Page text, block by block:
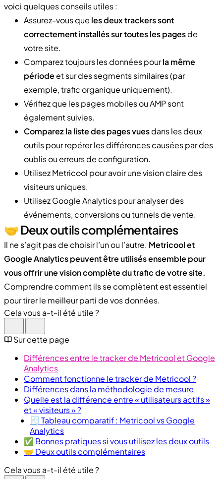
voici quelques conseils utiles :
Assurez-vous que les deux trackers sont
correctement installés sur toutes les pagesde
votre site.
Comparez toujours les données pourla même
périodeet sur des segments similaires (par
exemple, trafic organique uniquement).
Vérifiez que les pages mobiles ou AMP sont
également suivies.
Comparez la liste des pages vuesdans les deux
outils pour repérer les différences causées par des
oublis ou erreurs de configuration.
Utilisez Metricool pour avoir une vision claire des
visiteurs uniques.
Utilisez Google Analytics pour analyser des
événements, conversions ou tunnels de vente.
🤝 Deux outils complémentaires
Il ne s’agit pas de choisir l’un ou l’autre. Metricool et
Google Analytics peuvent être utilisés ensemble pour
vous offrir une vision complète du trafic de votre site.
Comprendre comment ils se complètent est essentiel
pour tirer le meilleur parti de vos données.
Cela vous a-t-il été utile ?
Sur cette page
Différences entre le tracker de Metricool et Google
Analytics
Comment fonctionne le tracker de Metricool ?
Différences dans la méthodologie de mesure
Quelle est la différence entre « utilisateurs actifs »
et « visiteurs » ?
🧾 Tableau comparatif : Metricool vs Google
Analytics
✅ Bonnes pratiques si vous utilisez les deux outils
🤝 Deux outils complémentaires
Cela vous a-t-il été utile ?